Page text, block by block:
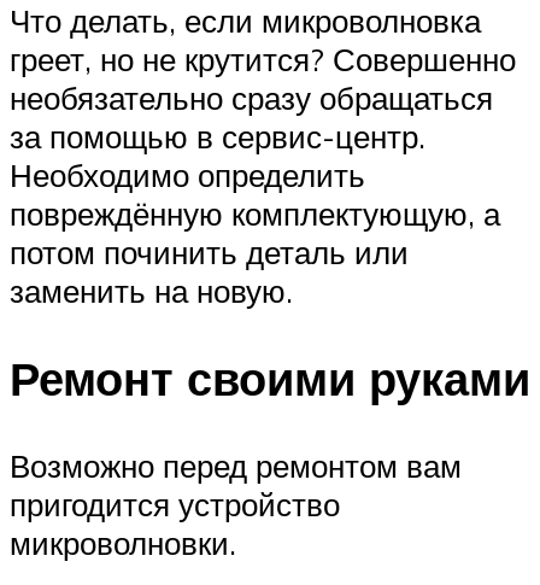
Что делать, если микроволновка
греет, но не крутится? Совершенно
необязательно сразу обращаться
за помощью в сервис-центр.
Необходимо определить
повреждённую комплектующую, а
потом починить деталь или
заменить на новую.
Ремонт своими руками
Возможно перед ремонтом вам
пригодится устройство
микроволновки.